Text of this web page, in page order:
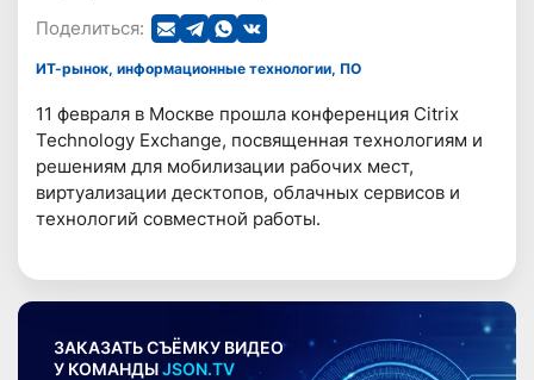
Поделиться:
ИТ-рынок, информационные технологии, ПО
11 февраля в Москве прошла конференция Citrix
Technology Exchange, посвященная технологиям и
решениям для мобилизации рабочих мест,
виртуализации десктопов, облачных сервисов и
технологий совместной работы.
ЗАКАЗАТЬ СЪЁМКУ ВИДЕО
У КОМАНДЫJSON.TV